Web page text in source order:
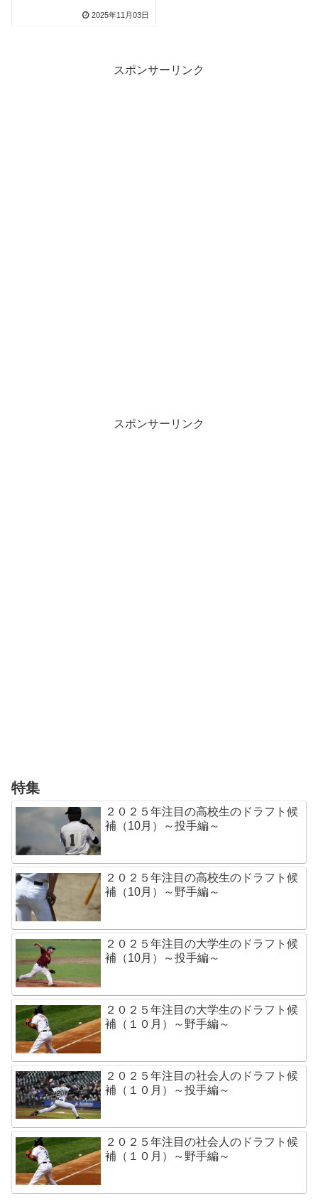
三を下し16年ぶりセンバ
2025年11月03日
スポンサーリンク
スポンサーリンク
特集
２０２５年注目の高校生のドラフト候
補（10月）～投手編～
２０２５年注目の高校生のドラフト候
補（10月）～野手編～
２０２５年注目の大学生のドラフト候
補（10月）～投手編～
２０２５年注目の大学生のドラフト候
補（１０月）～野手編～
２０２５年注目の社会人のドラフト候
補（１０月）～投手編～
２０２５年注目の社会人のドラフト候
補（１０月）～野手編～